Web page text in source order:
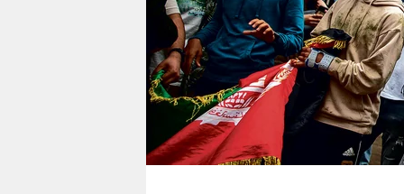
shop
fragen & hilfe
unterstützen
abo
genossenschaft